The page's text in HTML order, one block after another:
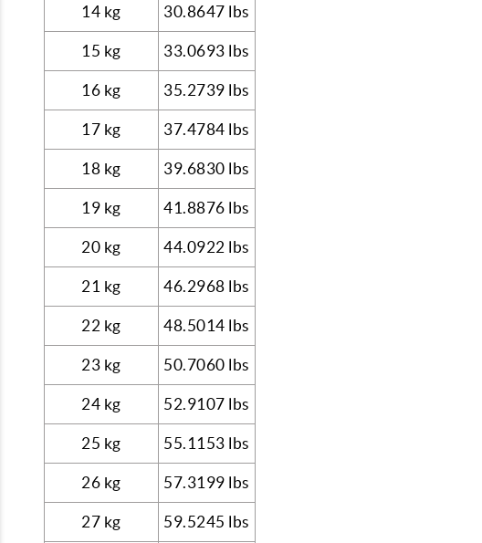
14 kg 30.8647 lbs
15 kg 33.0693 lbs
16 kg 35.2739 lbs
17 kg 37.4784 lbs
18 kg 39.6830 lbs
19 kg 41.8876 lbs
20 kg 44.0922 lbs
21 kg 46.2968 lbs
22 kg 48.5014 lbs
23 kg 50.7060 lbs
24 kg 52.9107 lbs
25 kg 55.1153 lbs
26 kg 57.3199 lbs
27 kg 59.5245 lbs